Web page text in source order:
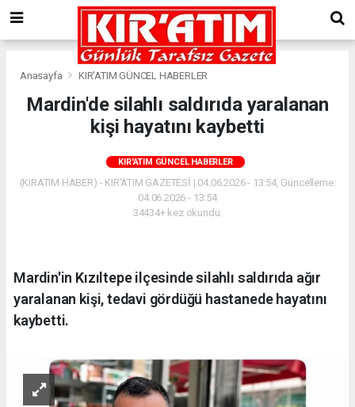
Anasayfa KIR'ATIM GÜNCEL HABERLER
Mardin'de silahlı saldırıda yaralanan
kişi hayatını kaybetti
KIR'ATIM GÜNCEL HABERLER
(KIRATIM HABER) - KIR'ATIM GAZETESİ | 04.06.2026 - 13:54, Güncelleme:
04.06.2026 - 13:54
34434+ kez okundu.
Mardin'in Kızıltepe ilçesinde silahlı saldırıda ağır
yaralanan kişi, tedavi gördüğü hastanede hayatını
kaybetti.